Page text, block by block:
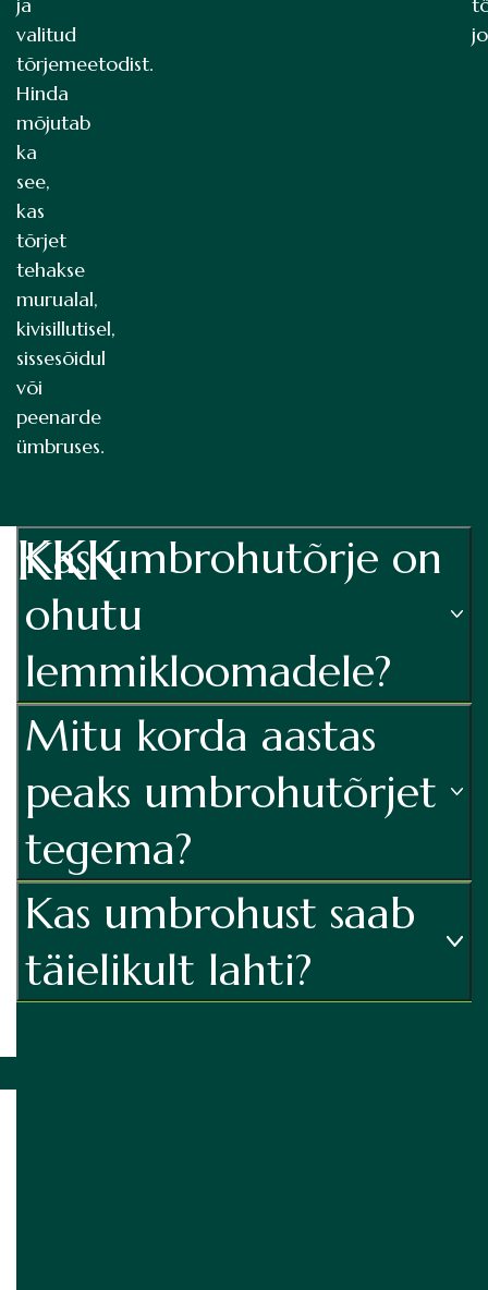
valitud
tõrjemeetodist.
Hinda
mõjutab
ka
see,
kas
tõrjet
tehakse
murualal,
kivisillutisel,
sissesõidul
või
peenarde
ümbruses.
Umbrohutõrje
väiksemale
alale
200
m²
63
€
T
e
ll
i
KKK
Kas umbrohutõrje on
ohutu
lemmikloomadele?
Mitu korda aastas
peaks umbrohutõrjet
tegema?
Kas umbrohust saab
täielikult lahti?